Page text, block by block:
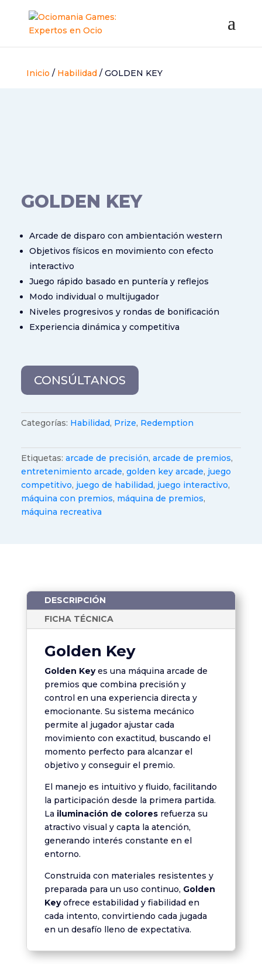
Inicio / Habilidad/ GOLDEN KEY
GOLDEN KEY
Arcade de disparo con ambientación western
Objetivos físicos en movimiento con efecto
interactivo
Juego rápido basado en puntería y reflejos
Modo individual o multijugador
Niveles progresivos y rondas de bonificación
Experiencia dinámica y competitiva
CONSÚLTANOS
Categorías: Habilidad, Prize, Redemption
Etiquetas: arcade de precisión, arcade de premios,
entretenimiento arcade, golden key arcade, juego
competitivo, juego de habilidad, juego interactivo,
máquina con premios, máquina de premios,
máquina recreativa
DESCRIPCIÓN
FICHA TÉCNICA
Golden Key
Golden Keyes una máquina arcade de
premios que combina precisión y
control en una experiencia directa y
emocionante. Su sistema mecánico
permite al jugador ajustar cada
movimiento con exactitud, buscando el
momento perfecto para alcanzar el
objetivo y conseguir el premio.
El manejo es intuitivo y fluido, facilitando
la participación desde la primera partida.
La iluminación de coloresrefuerza su
atractivo visual y capta la atención,
generando interés constante en el
entorno.
Construida con materiales resistentes y
preparada para un uso continuo, Golden
Keyofrece estabilidad y fiabilidad en
cada intento, convirtiendo cada jugada
en un desafío lleno de expectativa.